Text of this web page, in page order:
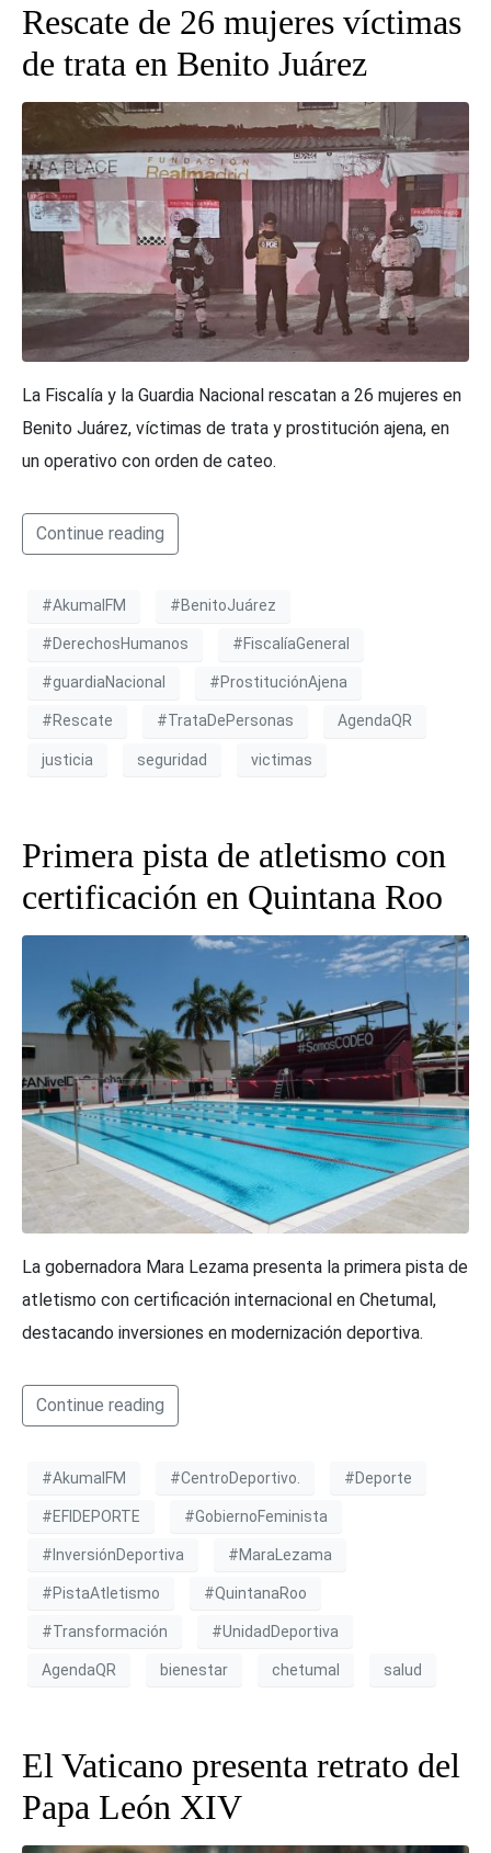
Rescate de 26 mujeres víctimas
de trata en Benito Juárez
La Fiscalía y la Guardia Nacional rescatan a 26 mujeres en
Benito Juárez, víctimas de trata y prostitución ajena, en
un operativo con orden de cateo.
Continue reading
#AkumalFM #BenitoJuárez
#DerechosHumanos #FiscalíaGeneral
#guardiaNacional #ProstituciónAjena
#Rescate #TrataDePersonas AgendaQR
justicia seguridad victimas
Primera pista de atletismo con
certificación en Quintana Roo
La gobernadora Mara Lezama presenta la primera pista de
atletismo con certificación internacional en Chetumal,
destacando inversiones en modernización deportiva.
Continue reading
#AkumalFM #CentroDeportivo. #Deporte
#EFIDEPORTE #GobiernoFeminista
#InversiónDeportiva #MaraLezama
#PistaAtletismo #QuintanaRoo
#Transformación #UnidadDeportiva
AgendaQR bienestar chetumal salud
El Vaticano presenta retrato del
Papa León XIV